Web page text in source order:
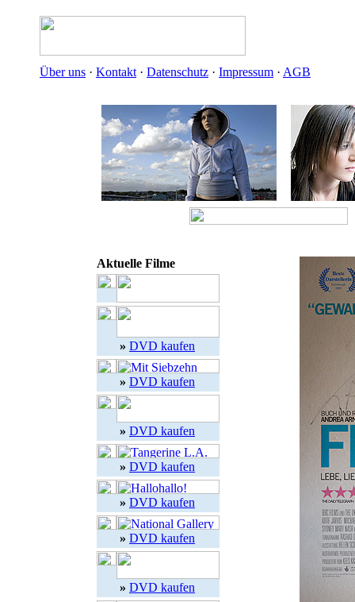
Über uns · Kontakt · Datenschutz · Impressum · AGB
Aktuelle Filme
» DVD kaufen
» DVD kaufen
» DVD kaufen
» DVD kaufen
» DVD kaufen
» DVD kaufen
» DVD kaufen